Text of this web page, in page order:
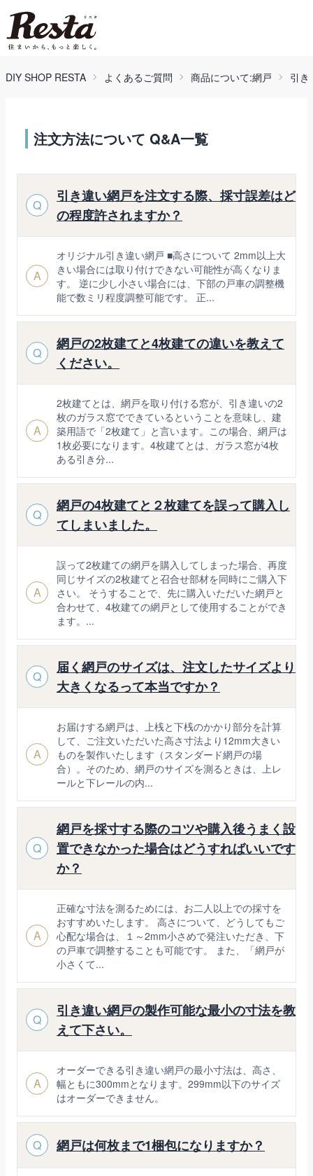
DIY SHOP RESTA よくあるご質問 商品について:網戸 引き
注文方法について Q&A一覧
Q
引き違い網戸を注文する際、採寸誤差はど
の程度許されますか？
A
オリジナル引き違い網戸 ■高さについて 2mm以上大
きい場合には取り付けできない可能性が高くなりま
す。 逆に少し小さい場合には、下部の戸車の調整機
能で数ミリ程度調整可能です。 正...
Q
網戸の2枚建てと4枚建ての違いを教えて
ください。
A
2枚建てとは、網戸を取り付ける窓が、引き違いの2
枚のガラス窓でできているということを意味し、建
築用語で「2枚建て」と言います。この場合、網戸は
1枚必要になります。4枚建てとは、ガラス窓が4枚
ある引き分...
Q
網戸の4枚建てと２枚建てを誤って購入し
てしまいました。
A
誤って2枚建ての網戸を購入してしまった場合、再度
同じサイズの2枚建てと召合せ部材を同時にご購入下
さい。 そうすることで、先に購入いただいた網戸と
合わせて、4枚建ての網戸として使用することができ
ます。...
Q
届く網戸のサイズは、注文したサイズより
大きくなるって本当ですか？
A
お届けする網戸は、上桟と下桟のかかり部分を計算
して、ご注文いただいた高さ寸法より12mm大きい
ものを製作いたします（スタンダード網戸の場
合）。そのため、網戸のサイズを測るときは、上レ
ールと下レールの内...
Q
網戸を採寸する際のコツや購入後うまく設
置できなかった場合はどうすればいいです
か？
A
正確な寸法を測るためには、お二人以上での採寸を
おすすめいたします。 高さについて、どうしてもご
心配な場合は、１～2mm小さめで発注いただき、下
の戸車で調整することも可能です。 また、「網戸が
小さくて...
Q
引き違い網戸の製作可能な最小の寸法を教
えて下さい。
A
オーダーできる引き違い網戸の最小寸法は、高さ、
幅ともに300mmとなります。299mm以下のサイズ
はオーダーできません。
Q 網戸は何枚まで1梱包になりますか？